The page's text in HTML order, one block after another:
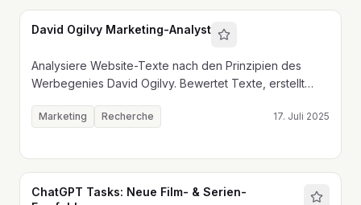
David Ogilvy Marketing-Analyst
Analysiere Website-Texte nach den Prinzipien des
Werbegenies David Ogilvy. Bewertet Texte, erstellt
schreibt eine neue optimierte Version.
Marketing Recherche 17. Juli 2025
ChatGPT Tasks: Neue Film- & Serien-